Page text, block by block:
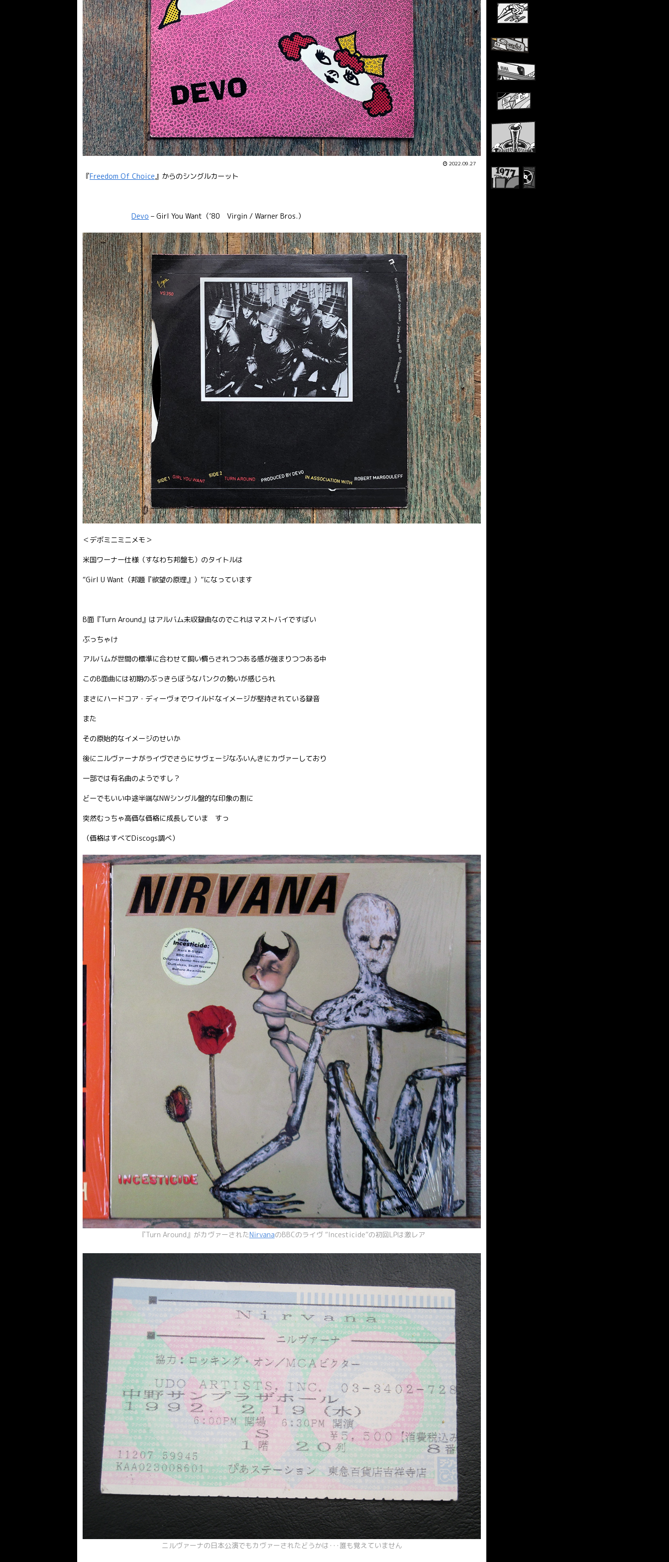
2022.09.27
『Freedom Of Choice』からのシングルカーット
Devo – Girl You Want（’80 Virgin / Warner Bros.）
＜デボミニミニメモ＞
米国ワーナー仕様（すなわち邦盤も）のタイトルは
“Girl U Want（邦題『欲望の原理』）”になっています
B面『Turn Around』はアルバム未収録曲なのでこれはマストバイですばい
ぶっちゃけ
アルバムが世間の標準に合わせて飼い慣らされつつある感が強まりつつある中
このB面曲には初期のぶっきらぼうなパンクの勢いが感じられ
まさにハードコア・ディーヴォでワイルドなイメージが堅持されている録音
また
その原始的なイメージのせいか
後にニルヴァーナがライヴでさらにサヴェージなふいんきにカヴァーしており
一部では有名曲のようですし？
どーでもいい中途半端なNWシングル盤的な印象の割に
突然むっちゃ高価な価格に成長していま すっ
（価格はすべてDiscogs調べ）
『Turn Around』がカヴァーされたNirvanaのBBCのライヴ “Incesticide”の初回LPは激レア
ニルヴァーナの日本公演でもカヴァーされたどうかは･･･誰も覚えていません